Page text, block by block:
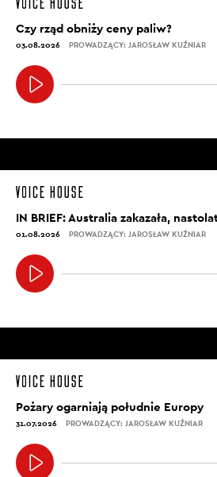
Czy rząd obniży ceny paliw?
03.08.2026 PROWADZĄCY: JAROSŁAW KUŹNIAR
IN BRIEF: Australia zakazała,
01.08.2026 PROWADZĄCY: JAROSŁAW KUŹNIAR
Pożary ogarniają południe Europy
31.07.2026 PROWADZĄCY: JAROSŁAW KUŹNIAR